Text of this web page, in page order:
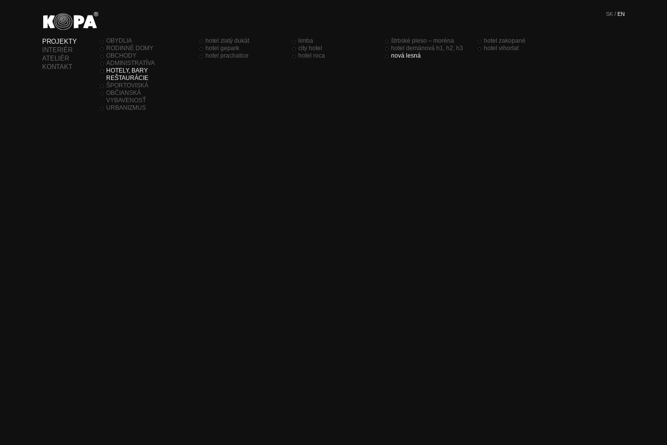
SK / EN
PROJEKTY
INTERIÉR
ATELIÉR
KONTAKT
OBYDLIA
RODINNÉ DOMY
OBCHODY
ADMINISTRATÍVA
HOTELY, BARY
REŠTAURÁCIE
ŠPORTOVISKÁ
OBČIANSKÁ
VYBAVENOSŤ
URBANIZMUS
hotel zlatý dukát limba štrbské pleso – moréna
hotel zakopané
hotel gepark
city hotel hotel demänová h1, h2, h3
hotel vihorlat
hotel prachatice
hotel roca nová lesná